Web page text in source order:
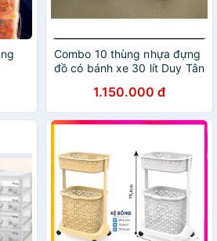
Combo 10 thùng nhựa đựng
đồ có bánh xe 30 lít Duy Tân
1.150.000 đ